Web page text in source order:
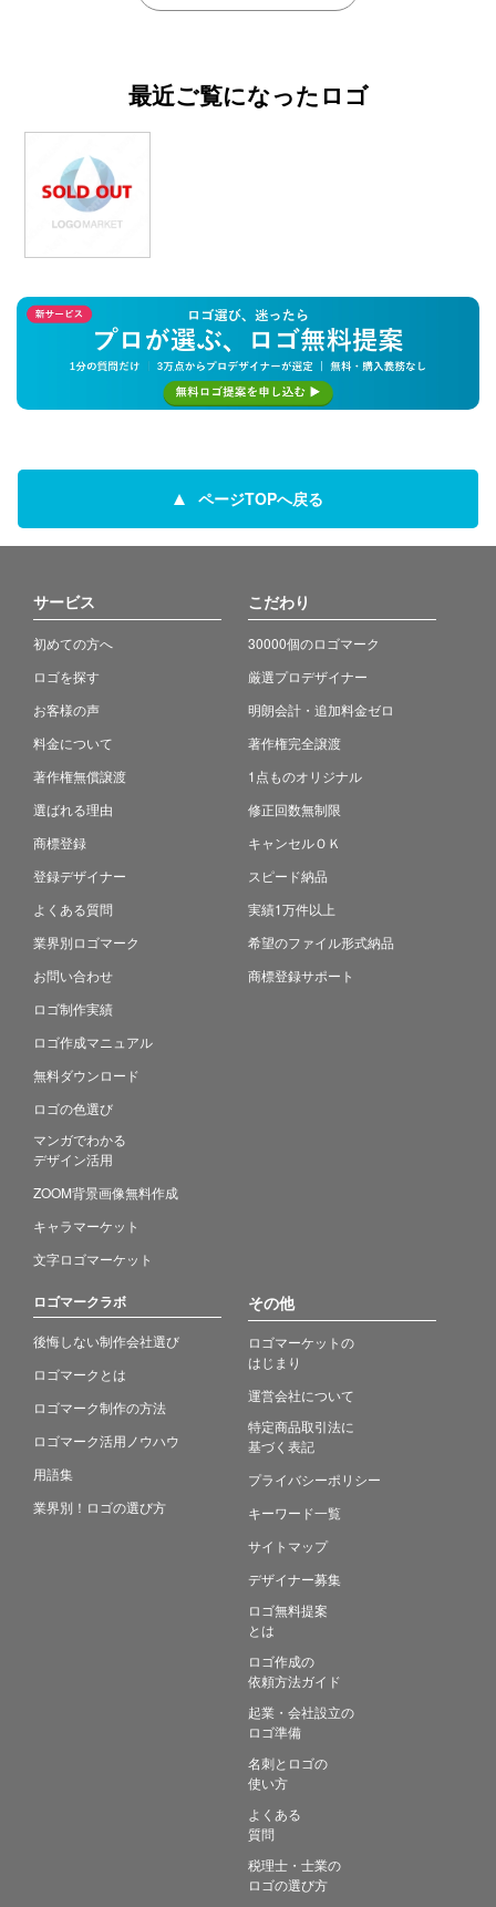
最近ご覧になったロゴ
ページTOPへ戻る
サービス
初めての方へ
ロゴを探す
お客様の声
料金について
著作権無償譲渡
選ばれる理由
商標登録
登録デザイナー
よくある質問
業界別ロゴマーク
お問い合わせ
ロゴ制作実績
ロゴ作成マニュアル
無料ダウンロード
ロゴの色選び
マンガでわかる
デザイン活用
ZOOM背景画像無料作成
キャラマーケット
文字ロゴマーケット
こだわり
30000個のロゴマーク
厳選プロデザイナー
明朗会計・追加料金ゼロ
著作権完全譲渡
1点ものオリジナル
修正回数無制限
キャンセルＯＫ
スピード納品
実績1万件以上
希望のファイル形式納品
商標登録サポート
ロゴマークラボ
後悔しない制作会社選び
ロゴマークとは
ロゴマーク制作の方法
ロゴマーク活用ノウハウ
用語集
業界別！ロゴの選び方
その他
ロゴマーケットの
はじまり
運営会社について
特定商品取引法に
基づく表記
プライバシーポリシー
キーワード一覧
サイトマップ
デザイナー募集
ロゴ無料提案
とは
ロゴ作成の
依頼方法ガイド
起業・会社設立の
ロゴ準備
名刺とロゴの
使い方
よくある
質問
税理士・士業の
ロゴの選び方